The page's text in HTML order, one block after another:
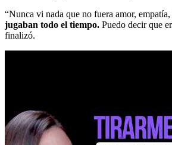
“Nunca vi nada que no fuera amor,
jugaban todo el tiempo. Puedo decir que
finalizó.